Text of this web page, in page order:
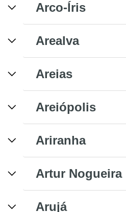
Arco-Íris
Arealva
Areias
Areiópolis
Ariranha
Artur Nogueira
Arujá